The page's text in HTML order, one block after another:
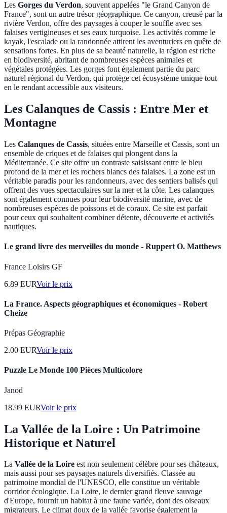
Les Gorges du Verdon, souvent appelées "le Grand Canyon de
France", sont un autre trésor géographique. Ce canyon, creusé par la
rivière Verdon, offre des paysages à couper le souffle avec ses
falaises vertigineuses et ses eaux turquoise. Les activités comme le
kayak, l'escalade ou la randonnée attirent les aventuriers en quête de
sensations fortes. En plus de sa beauté naturelle, la région est riche
en biodiversité, abritant de nombreuses espèces animales et
végétales protégées. Les gorges font également partie du parc
naturel régional du Verdon, qui protège cet écosystème unique tout
en le rendant accessible aux visiteurs.
Les Calanques de Cassis : Entre Mer et
Montagne
Les Calanques de Cassis, situées entre Marseille et Cassis, sont un
ensemble de criques et de falaises qui plongent dans la
Méditerranée. Ce site offre un contraste saisissant entre le bleu
profond de la mer et les rochers blancs des falaises. La zone est un
véritable paradis pour les randonneurs, avec des sentiers balisés qui
offrent des vues spectaculaires sur la mer et la côte. Les calanques
sont également connues pour leur biodiversité marine, avec de
nombreuses espèces de poissons et de coraux. Ce site est parfait
pour ceux qui souhaitent combiner détente, découverte et activités
nautiques.
Le grand livre des merveilles du monde - Ruppert O. Matthews
France Loisirs GF
6.89 EURVoir le prix
La France. Aspects géographiques et économiques - Robert
Cheize
Prépas Géographie
2.00 EURVoir le prix
Puzzle Le Monde 100 Pièces Multicolore
Janod
18.99 EURVoir le prix
La Vallée de la Loire : Un Patrimoine
Historique et Naturel
La Vallée de la Loire est non seulement célèbre pour ses châteaux,
mais aussi pour ses paysages naturels diversifiés. Classée au
patrimoine mondial de l'UNESCO, elle constitue un véritable
corridor écologique. La Loire, le dernier grand fleuve sauvage
d'Europe, fournit un habitat à une faune variée, dont des oiseaux
migrateurs. Le climat doux de la vallée favorise également la